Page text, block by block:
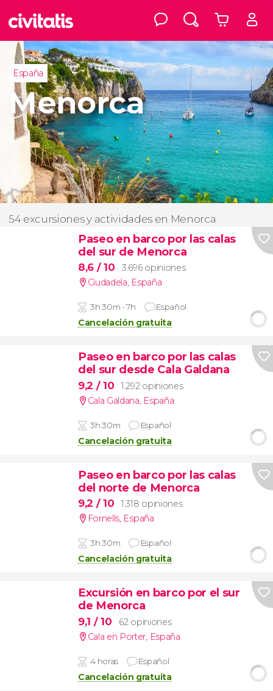
España
Menorca
54 excursiones y actividades en Menorca
Paseo en barco por las calas
del sur de Menorca
8,6 / 10
3.696 opiniones
Ciudadela, España
3h 30m - 7h Español
Cancelación gratuita
Paseo en barco por las calas
del sur desde Cala Galdana
9,2 / 10
1.292 opiniones
Cala Galdana, España
3h 30m Español
Cancelación gratuita
Paseo en barco por las calas
del norte de Menorca
9,2 / 10
1.318 opiniones
Fornells, España
3h 30m Español
Cancelación gratuita
Excursión en barco por el sur
de Menorca
9,1 / 10
62 opiniones
Cala en Porter, España
4 horas Español
Cancelación gratuita